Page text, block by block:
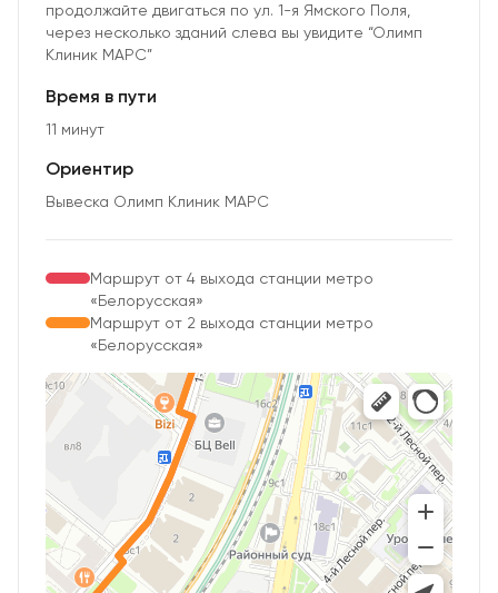
продолжайте двигаться по ул. 1-я Ямского Поля,
через несколько зданий слева вы увидите “Олимп
Клиник МАРС”
Время в пути
11 минут
Ориентир
Вывеска Олимп Клиник МАРС
Маршрут от 4 выхода станции метро
«Белорусская»
Маршрут от 2 выхода станции метро
«Белорусская»